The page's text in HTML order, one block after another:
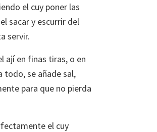
el cuy poner las
sacar y escurrir del
servir.
ají en finas tiras, o en
todo, se añade sal,
para que no pierda
el cuy